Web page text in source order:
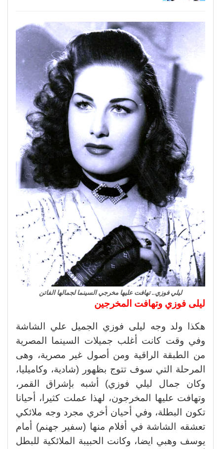
ليلي فوزي.. تهافت عليها مخرجي السينما لجمالها الفاتن
ليلى فوزي وتهافت المخرجين
هكذا ولد وجه ليلى فوزي الجميل علي الشاشة
وفي وقت كانت أغلب جميلات السينما المصرية
من الطبقة الراقية ومن أصول غير مصرية، وهى
المرحلة التي سوف تتوج بظهور (شادية، وكاميليا،
وكان جمال ليلي فوزي) أشبه بإشراق القمر،
وتهافت عليها المخرجون، لهذا عملت كثيرا، أحيانا
تكون البطلة، وفي أحيان أخري مجرد وجه ملائكي
تعشقه الشاشة في أفلام منها (سفير جهنم) أمام
يوسف وهبي ايضا، وكانت الحبيبة الملائكية للبطل